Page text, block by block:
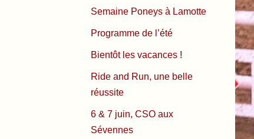
Semaine Poneys à Lamotte
Programme de l’été
Bientôt les vacances !
Ride and Run, une belle
réussite
6 & 7 juin, CSO aux
Sévennes